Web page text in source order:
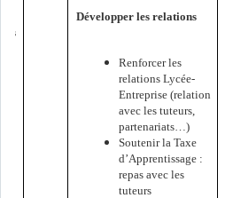
Développer les relations
Renforcer les
relations Lycée-
Entreprise (relation
avec les tuteurs,
partenariats…)
Soutenir la Taxe
d’Apprentissage :
repas avec les
tuteurs